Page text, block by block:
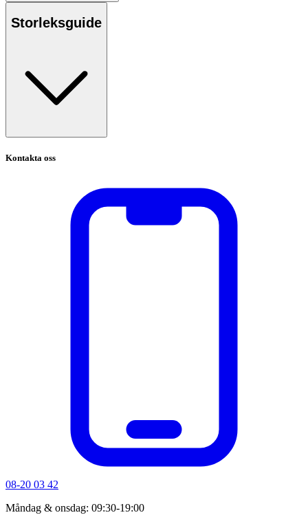
Storleksguide
Kontakta oss
08-20 03 42
Måndag & onsdag: 09:30-19:00